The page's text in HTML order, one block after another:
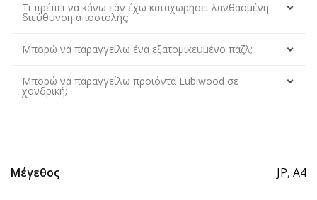
Τι πρέπει να κάνω εάν έχω καταχωρήσει λανθασμένη
διεύθυνση αποστολής;
Μπορώ να παραγγείλω ένα εξατομικευμένο παζλ;
Μπορώ να παραγγείλω προϊόντα Lubiwood σε
χονδρική;
Μέγεθος JP, A4